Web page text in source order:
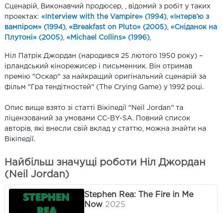
Сценарій, Виконавчий продюсер, , відомий з робіт у таких
проектах: «Interview with the Vampire» (1994) «Інтерв’ю з
вампіром» (1994) «Breakfast on Pluto» (2005) «Сніданок на
Плутоні» (2005) «Michael Collins» (1996)
Ніл Патрік Джордан (народився 25 лютого 1950 року) –
ірландський кінорежисер і письменник. Він отримав
премію "Оскар" за найкращий оригінальний сценарій за
фільм "Гра тендітностей" (The Crying Game) у 1992 році.
Опис вище взято зі статті Вікіпедії "Neil Jordan" та
ліцензований за умовами CC-BY-SA. Повний список
авторів, які внесли свій вклад у статтю, можна знайти на
Вікіпедії.
Найбільш значущі роботи Ніл Джордан
(Neil Jordan)
Stephen Rea: The Fire in Me
Now 2025